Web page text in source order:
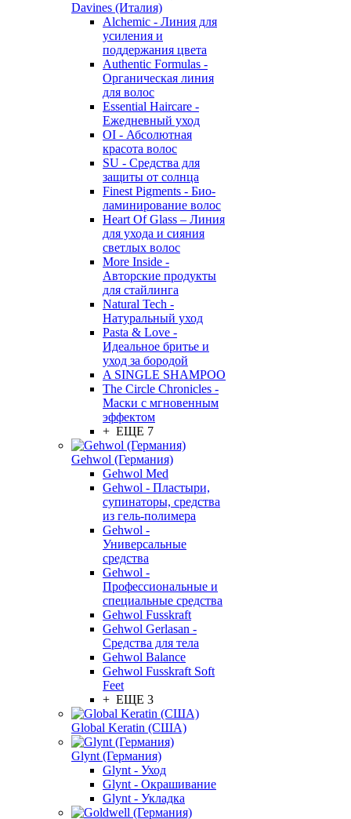
Davines (Италия)
Alchemic - Линия для
усиления и
поддержания цвета
Authentic Formulas -
Органическая линия
для волос
Essential Haircare -
Eжедневный уход
OI - Абсолютная
красота волос
SU - Средства для
защиты от солнца
Finest Pigments - Био-
ламинирование волос
Heart Of Glass – Линия
для ухода и сияния
светлых волос
More Inside -
Авторские продукты
для стайлинга
Natural Tech -
Натуральный уход
Pasta & Love -
Идеальное бритье и
уход за бородой
A SINGLE SHAMPOO
The Circle Chronicles -
Маски с мгновенным
эффектом
+ ЕЩЕ 7
Gehwol (Германия)
Gehwol Med
Gehwol - Пластыри,
супинаторы, средства
из гель-полимера
Gehwol -
Универсальные
средства
Gehwol -
Профессиональные и
специальные средства
Gehwol Fusskraft
Gehwol Gerlasan -
Средства для тела
Gehwol Balance
Gehwol Fusskraft Soft
Feet
+ ЕЩЕ 3
Global Keratin (США)
Glynt (Германия)
Glynt - Уход
Glynt - Окрашивание
Glynt - Укладка